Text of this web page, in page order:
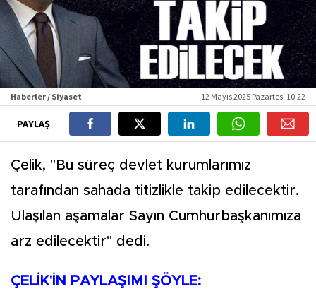
Haberler / Siyaset 12 Mayıs 2025 Pazartesi 10:22
PAYLAŞ
Çelik, "Bu süreç devlet kurumlarımız
tarafından sahada titizlikle takip edilecektir.
Ulaşılan aşamalar Sayın Cumhurbaşkanımıza
arz edilecektir" dedi.
ÇELİK'İN PAYLAŞIMI ŞÖYLE: